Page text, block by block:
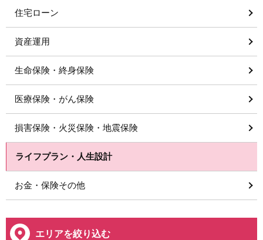
住宅ローン
資産運用
生命保険・終身保険
医療保険・がん保険
損害保険・火災保険・地震保険
ライフプラン・人生設計
お金・保険その他
エリアを絞り込む